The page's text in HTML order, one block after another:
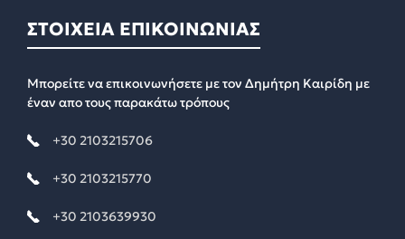
ΣΤΟΙΧΕΙΑ ΕΠΙΚΟΙΝΩΝΙΑΣ
Μπορείτε να επικοινωνήσετε με τον Δημήτρη Καιρίδη με
έναν απο τους παρακάτω τρόπους
+30 2103215706
+30 2103215770
+30 2103639930